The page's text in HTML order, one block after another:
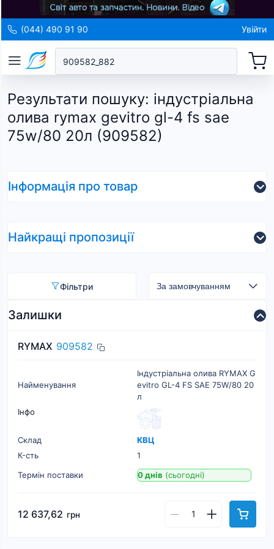
(044) 490 91 90 Увійти
Результати пошуку: індустріальна
олива rymax gevitro gl-4 fs sae
75w/80 20л (909582)
Інформація про товар
Найкращі пропозиції
Фільтри
Залишки
RYMAX 909582
Найменування
Індустріальна олива RYMAX G
evitro GL-4 FS SAE 75W/80 20
л
Інфо
Склад
КВЦ
К-cть
1
Термін поставки
0 днів (сьогодні)
12 637,62 грн